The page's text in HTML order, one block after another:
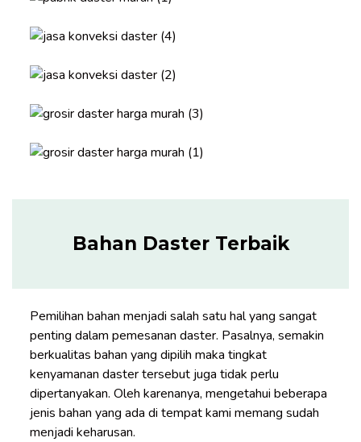
Bahan Daster Terbaik
Pemilihan bahan menjadi salah satu hal yang sangat
penting dalam pemesanan daster. Pasalnya, semakin
berkualitas bahan yang dipilih maka tingkat
kenyamanan daster tersebut juga tidak perlu
dipertanyakan. Oleh karenanya, mengetahui beberapa
jenis bahan yang ada di tempat kami memang sudah
menjadi keharusan.